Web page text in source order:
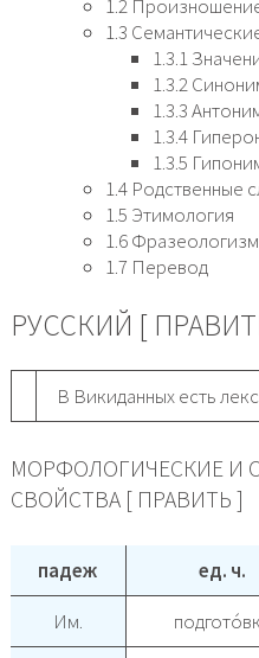
1.2
1.3
1.3.1
1.3.2
1.3.3
1.3.4
1.3.5
1.4 Родственные
1.5 Этимология
1.6
1.7 Перевод
РУССКИЙ [
В Викиданных есть
МОРФОЛОГИЧЕСКИЕ И
СВОЙСТВА [ ПРАВИТЬ ]
падеж ед. ч.
Им.